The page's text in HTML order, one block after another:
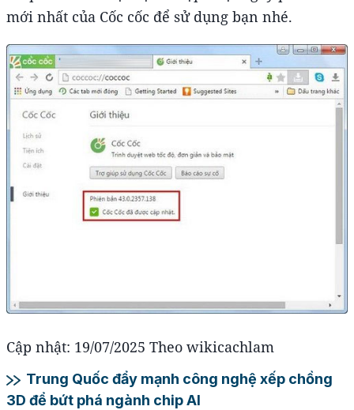
mới nhất của Cốc cốc để sử dụng bạn nhé.
Cập nhật: 19/07/2025 Theo wikicachlam
Trung Quốc đẩy mạnh công nghệ xếp chồng
3D để bứt phá ngành chip AI